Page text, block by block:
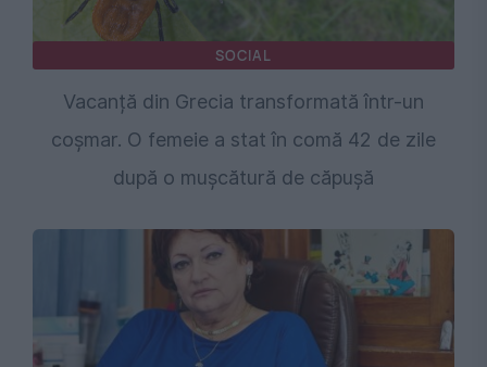
SOCIAL
Vacanță din Grecia transformată într-un
coșmar. O femeie a stat în comă 42 de zile
după o mușcătură de căpușă